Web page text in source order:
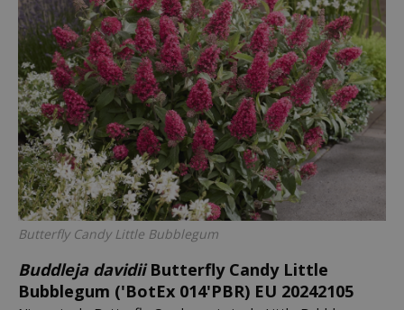
Butterfly Candy Little Bubblegum
Buddleja davidiiButterfly Candy Little
Bubblegum ('BotEx 014'PBR) EU 20242105